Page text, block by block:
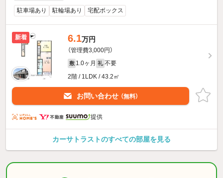
駐車場あり 駐輪場あり 宅配ボックス
新着 6.1万円
（管理費3,000円）
敷 1.0ヶ月 礼 不要
2階 / 1LDK / 43.2㎡
お問い合わせ （無料）
提供
カーサトラストのすべての部屋を見る